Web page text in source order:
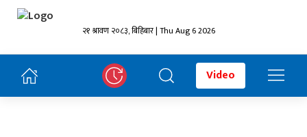
२१ श्रावण २०८३, बिहिबार | Thu Aug 6 2026
Video